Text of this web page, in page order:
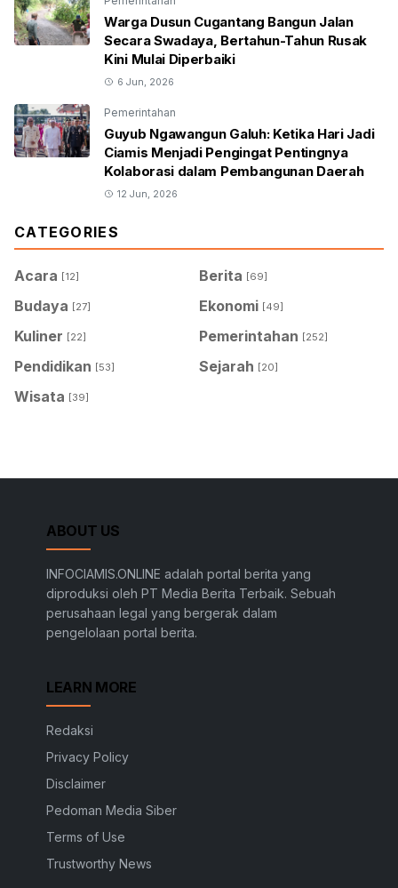
Warga Dusun Cugantang Bangun Jalan
Secara Swadaya, Bertahun-Tahun Rusak
Kini Mulai Diperbaiki
6 Jun, 2026
Pemerintahan
Guyub Ngawangun Galuh: Ketika Hari Jadi
Ciamis Menjadi Pengingat Pentingnya
Kolaborasi dalam Pembangunan Daerah
12 Jun, 2026
CATEGORIES
Acara [12] Berita [69]
Budaya [27] Ekonomi [49]
Kuliner [22] Pemerintahan [252]
Pendidikan [53] Sejarah [20]
Wisata [39]
ABOUT US
INFOCIAMIS.ONLINE adalah portal berita yang
diproduksi oleh PT Media Berita Terbaik. Sebuah
perusahaan legal yang bergerak dalam
pengelolaan portal berita.
LEARN MORE
Redaksi
Privacy Policy
Disclaimer
Pedoman Media Siber
Terms of Use
Trustworthy News